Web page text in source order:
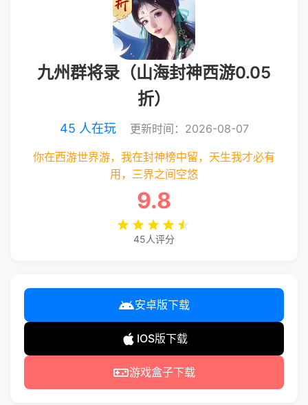
九州群将录（山海封神西游0.05
折）
45 人在玩 更新时间：2026-08-07
你在西游世界游，我在封神榜中留，天生我才必有
用，三界之间空悠
9.8
45人评分
安卓版下载
IOS版下载
游戏盒子下载